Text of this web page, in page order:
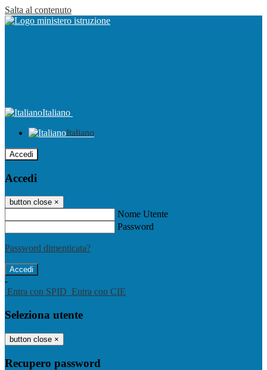
Salta al contenuto
Italiano
Italiano
Accedi
Accedi
button close ×
Nome Utente
Password
Password dimenticata?
-
Entra con SPID Entra con CIE
Seleziona utente
button close ×
Recupero password